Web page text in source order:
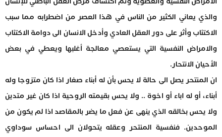
والذي يعاني الكثير من الناس في هذا العصر من اضطرابه مما سبب
الاكتئاب وأثر على دور العقل العادي وأدخل الانسان الى دوامة الاكتئاب
والامراض النفسية التي يستعصي معالجة أغلبها ويعطي في بعض
الأحيان الانتحار.
ان المنتحر يصل الى حالة لا يحس بأن له أبناء صغار اذا كان متزوجا وله
أبناء، أو له اباء أو اخوة .. ولا يحس بقيمته الروحية اذا كان غير متدين
ولا يحس بخالقه الذي ينهى عن فعل ما يضر بالمقاصد اذا لم يكون من
الموحدين. فنفسية المنتحر وعقله يتحولان الى احساس سوداوي